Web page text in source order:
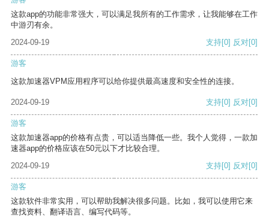
这款app的功能非常强大，可以满足我所有的工作需求，让我能够在工作
中游刃有余。
2024-09-19
支持[0] 反对[0]
游客
这款加速器VPM应用程序可以给你提供最高速度和安全性的连接。
2024-09-19 支持[0] 反对[0]
游客
这款加速器app的价格有点贵，可以适当降低一些。我个人觉得，一款加
速器app的价格应该在50元以下才比较合理。
2024-09-19
支持[0] 反对[0]
游客
这款软件非常实用，可以帮助我解决很多问题。比如，我可以使用它来
查找资料、翻译语言、编写代码等。